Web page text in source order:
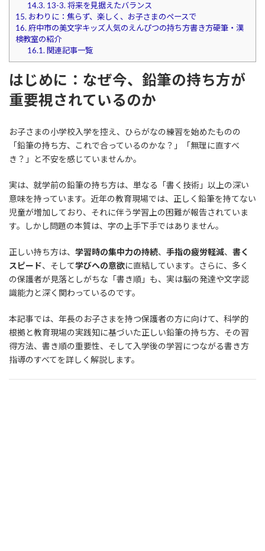
14.3.13-3. 将来を見据えたバランス
15. おわりに：焦らず、楽しく、お子さまのペースで
16.府中市の美文字キッズ人気のえんぴつの持ち方書き方硬筆・漢
検教室の紹介
16.1.関連記事一覧
はじめに：なぜ今、鉛筆の持ち方が
重要視されているのか
お子さまの小学校入学を控え、ひらがなの練習を始めたものの
「鉛筆の持ち方、これで合っているのかな？」「無理に直すべ
き？」と不安を感じていませんか。
実は、就学前の鉛筆の持ち方は、単なる「書く技術」以上の深い
意味を持っています。近年の教育現場では、正しく鉛筆を持てない
児童が増加しており、それに伴う学習上の困難が報告されていま
す。しかし問題の本質は、字の上手下手ではありません。
正しい持ち方は、 学習時の集中力の持続、 手指の疲労軽減、 書く
スピード、そして学びへの意欲に直結しています。さらに、多く
の保護者が見落としがちな「書き順」も、実は脳の発達や文字認
識能力と深く関わっているのです。
本記事では、年長のお子さまを持つ保護者の方に向けて、科学的
根拠と教育現場の実践知に基づいた正しい鉛筆の持ち方、その習
得方法、書き順の重要性、そして入学後の学習につながる書き方
指導のすべてを詳しく解説します。